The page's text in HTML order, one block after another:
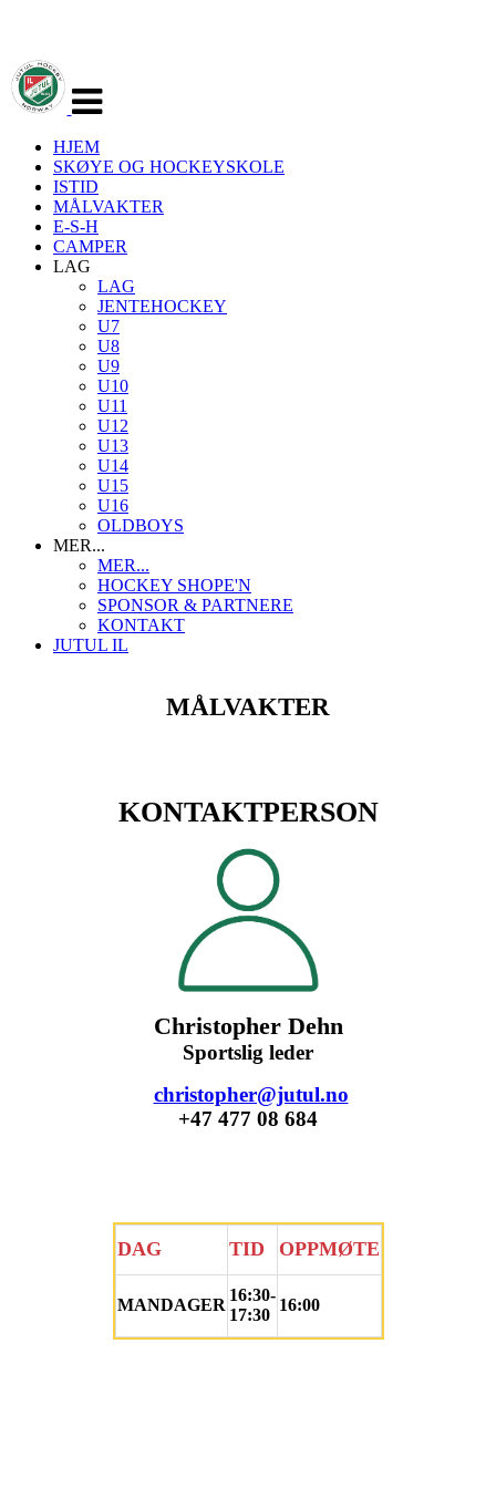
navigasjon
HJEM
SKØYE OG HOCKEYSKOLE
ISTID
MÅLVAKTER
E-S-H
CAMPER
LAG
LAG
JENTEHOCKEY
U7
U8
U9
U10
U11
U12
U13
U14
U15
U16
OLDBOYS
MER...
MER...
HOCKEY SHOPE'N
SPONSOR & PARTNERE
KONTAKT
JUTUL IL
MÅLVAKTER
KONTAKTPERSON
Christopher Dehn
Sportslig leder
christopher@jutul.no
+47 477 08 684
DAG TID OPPMØTE​​
MANDAGER
16:30-
17:30
16:00